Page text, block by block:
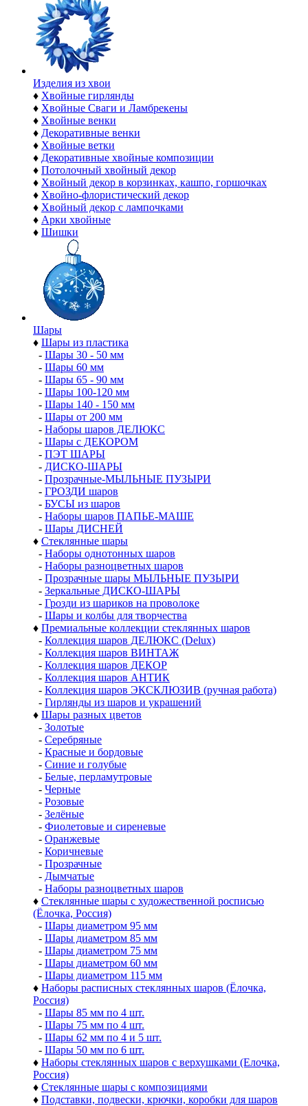
Изделия из хвои
♦ Хвойные гирлянды
♦ Хвойные Сваги и Ламбрекены
♦ Хвойные венки
♦ Декоративные венки
♦ Хвойные ветки
♦ Декоративные хвойные композиции
♦ Потолочный хвойный декор
♦ Хвойный декор в корзинках, кашпо, горшочках
♦ Хвойно-флористический декор
♦ Хвойный декор с лампочками
♦ Арки хвойные
♦ Шишки
Шары
♦ Шары из пластика
- Шары 30 - 50 мм
- Шары 60 мм
- Шары 65 - 90 мм
- Шары 100-120 мм
- Шары 140 - 150 мм
- Шары от 200 мм
- Наборы шаров ДЕЛЮКС
- Шары с ДЕКОРОМ
- ПЭТ ШАРЫ
- ДИСКО-ШАРЫ
- Прозрачные-МЫЛЬНЫЕ ПУЗЫРИ
- ГРОЗДИ шаров
- БУСЫ из шаров
- Наборы шаров ПАПЬЕ-МАШЕ
- Шары ДИСНЕЙ
♦ Стеклянные шары
- Наборы однотонных шаров
- Наборы разноцветных шаров
- Прозрачные шары МЫЛЬНЫЕ ПУЗЫРИ
- Зеркальные ДИСКО-ШАРЫ
- Грозди из шариков на проволоке
- Шары и колбы для творчества
♦ Премиальные коллекции стеклянных шаров
- Коллекция шаров ДЕЛЮКС (Delux)
- Коллекция шаров ВИНТАЖ
- Коллекция шаров ДЕКОР
- Коллекция шаров АНТИК
- Коллекция шаров ЭКСКЛЮЗИВ (ручная работа)
- Гирлянды из шаров и украшений
♦ Шары разных цветов
- Золотые
- Серебряные
- Красные и бордовые
- Синие и голубые
- Белые, перламутровые
- Черные
- Розовые
- Зелёные
- Фиолетовые и сиреневые
- Оранжевые
- Коричневые
- Прозрачные
- Дымчатые
- Наборы разноцветных шаров
♦ Стеклянные шары с художественной росписью
(Ёлочка, Россия)
- Шары диаметром 95 мм
- Шары диаметром 85 мм
- Шары диаметром 75 мм
- Шары диаметром 60 мм
- Шары диаметром 115 мм
♦ Наборы расписных стеклянных шаров (Ёлочка,
Россия)
- Шары 85 мм по 4 шт.
- Шары 75 мм по 4 шт.
- Шары 62 мм по 4 и 5 шт.
- Шары 50 мм по 6 шт.
♦ Наборы стеклянных шаров с верхушками (Елочка,
Россия)
♦ Стеклянные шары с композициями
♦ Подставки, подвески, крючки, коробки для шаров